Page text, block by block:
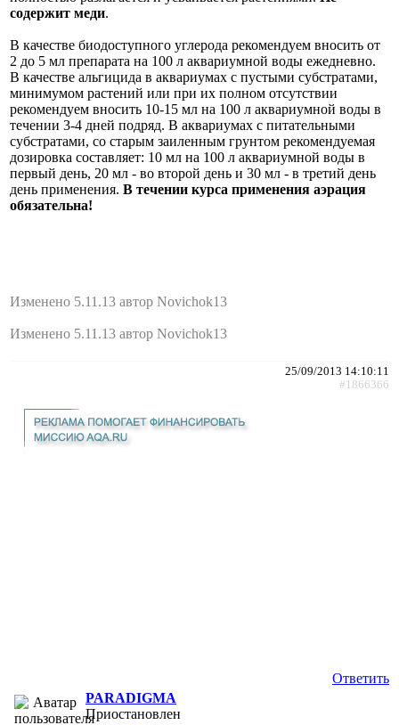
содержит меди.
В качестве биодоступного углерода рекомендуем вносить от
2 до 5 мл препарата на 100 л аквариумной воды ежедневно.
В качестве альгицида в аквариумах с пустыми субстратами,
минимумом растений или при их полном отсутствии
рекомендуем вносить 10-15 мл на 100 л аквариумной воды в
течении 3-4 дней подряд. В аквариумах с питательными
субстратами, со старым заиленным грунтом рекомендуемая
дозировка составляет: 10 мл на 100 л аквариумной воды в
первый день, 20 мл - во второй день и 30 мл - в третий день
день применения. В течении курса применения аэрация
обязательна!
Изменено 5.11.13 автор Novichok13
Изменено 5.11.13 автор Novichok13
25/09/2013 14:10:11
#1866366
Ответить
PARADIGMA
Приостановлен